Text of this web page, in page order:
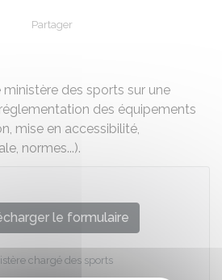
Partager
des sports sur une
des équipements
mise en accessibilité,
normes...).
le formulaire
chargé des sports